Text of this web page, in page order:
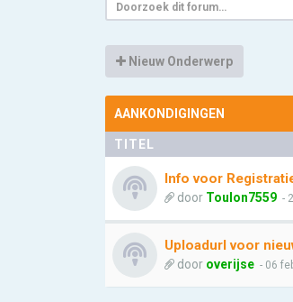
Nieuw Onderwerp
AANKONDIGINGEN
TITEL
Info voor
door Toulon7559 -
Uploadurl voor
door overijse - 06